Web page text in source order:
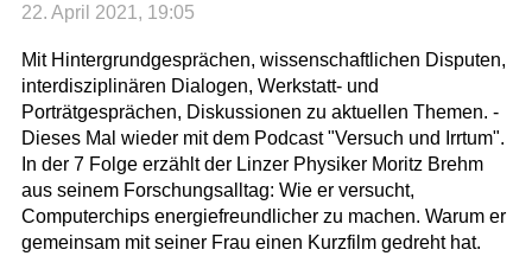
22. April 2021, 19:05
Mit Hintergrundgesprächen, wissenschaftlichen Disputen,
interdisziplinären Dialogen, Werkstatt- und
Porträtgesprächen, Diskussionen zu aktuellen Themen. -
Dieses Mal wieder mit dem Podcast "Versuch und Irrtum".
In der 7 Folge erzählt der Linzer Physiker Moritz Brehm
aus seinem Forschungsalltag: Wie er versucht,
Computerchips energiefreundlicher zu machen. Warum er
gemeinsam mit seiner Frau einen Kurzfilm gedreht hat.